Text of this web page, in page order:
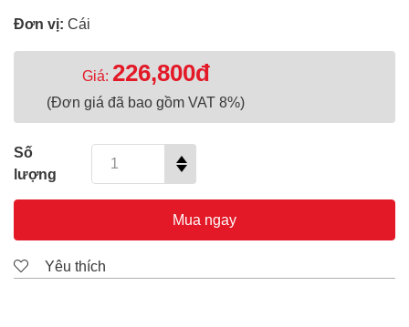
Đơn vị: Cái
Giá: 226,800đ
(Đơn giá đã bao gồm VAT 8%)
Số
lượng
Mua ngay
Yêu thích